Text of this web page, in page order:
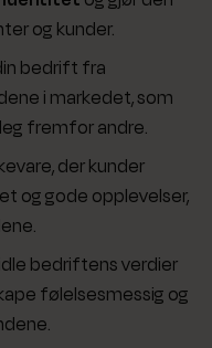
og kunder.
bedrift fra
i markedet, som
fremfor andre.
der kunder
og gode opplevelser,
bedriftens verdier
følelsesmessig og